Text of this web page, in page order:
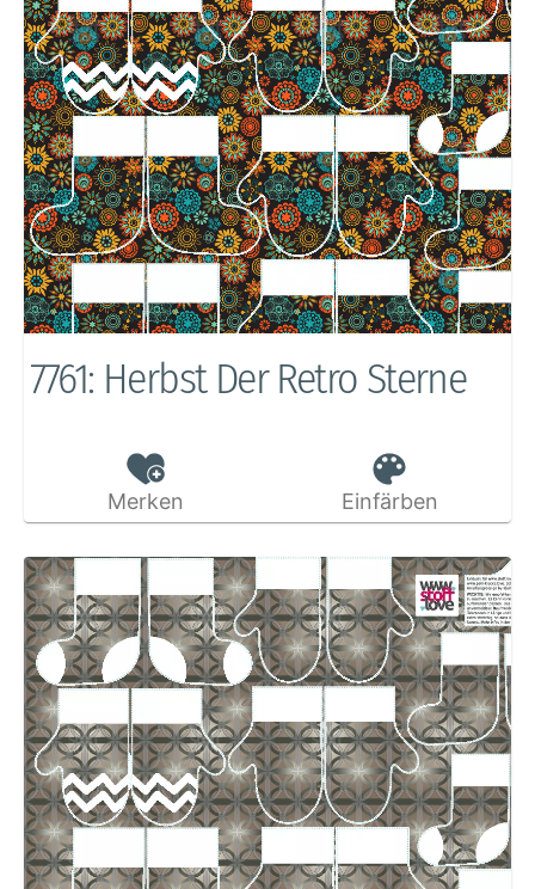
7761: Herbst Der Retro Sterne
Merken Einfärben